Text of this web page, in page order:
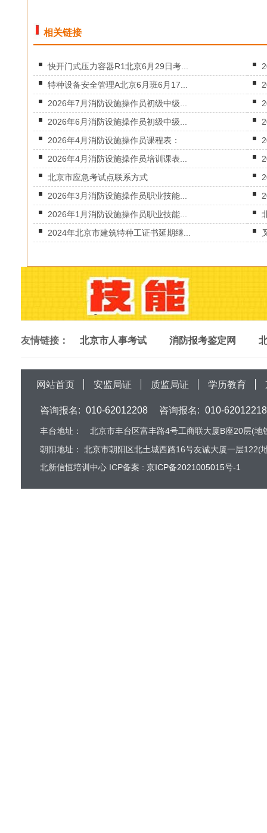
相关链接
快开门式压力容器R1北京6月29日考...
特种设备安全管理A北京6月班6月17...
2026年7月消防设施操作员初级中级...
2026年6月消防设施操作员初级中级...
2026年4月消防设施操作员课程表：
2026年4月消防设施操作员培训课表...
北京市应急考试点联系方式
2026年3月消防设施操作员职业技能...
2026年1月消防设施操作员职业技能...
2024年北京市建筑特种工证书延期继...
友情链接： 北京市人事考试 消防报考鉴定网
网站首页 安监局证 质监局证 学历教育
咨询报名: 010-62012208 咨询报名: 010-62012218
丰台地址：
北京市丰台区富丰路4号工商联大厦B座20层(
朝阳地址：
北京市朝阳区北土城西路16号友诚大厦一层122(
北新信恒培训中心 ICP备案 : 京ICP备2021005015号-1